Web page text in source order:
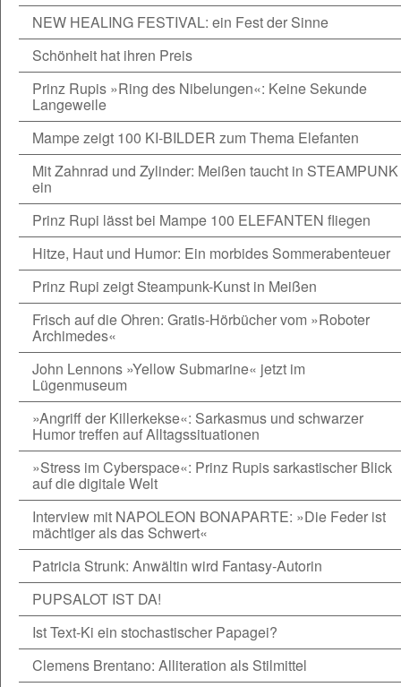
NEW HEALING FESTIVAL: ein Fest der Sinne
Schönheit hat ihren Preis
Prinz Rupis »Ring des Nibelungen«: Keine Sekunde
Langeweile
Mampe zeigt 100 KI-BILDER zum Thema Elefanten
Mit Zahnrad und Zylinder: Meißen taucht in STEAMPUNK
ein
Prinz Rupi lässt bei Mampe 100 ELEFANTEN fliegen
Hitze, Haut und Humor: Ein morbides Sommerabenteuer
Prinz Rupi zeigt Steampunk-Kunst in Meißen
Frisch auf die Ohren: Gratis-Hörbücher vom »Roboter
Archimedes«
John Lennons »Yellow Submarine« jetzt im
Lügenmuseum
»Angriff der Killerkekse«: Sarkasmus und schwarzer
Humor treffen auf Alltagssituationen
»Stress im Cyberspace«: Prinz Rupis sarkastischer Blick
auf die digitale Welt
Interview mit NAPOLEON BONAPARTE: »Die Feder ist
mächtiger als das Schwert«
Patricia Strunk: Anwältin wird Fantasy-Autorin
PUPSALOT IST DA!
Ist Text-Ki ein stochastischer Papagei?
Clemens Brentano: Alliteration als Stilmittel